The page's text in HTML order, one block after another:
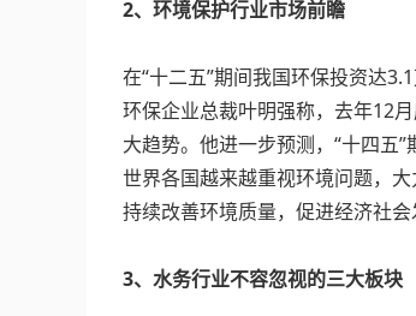
2、环境保护行业市场前瞻
在“十二五”期间我国环保投资达
环保企业总裁叶明强称，去年12
大趋势。他进一步预测，“十四五
世界各国越来越重视环境问题，
持续改善环境质量，促进经济社
3、水务行业不容忽视的三大板块